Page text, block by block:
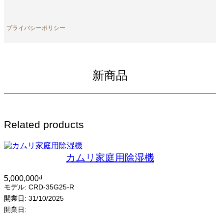
プライバシーポリシー
新商品
Related products
カムリ家庭用除湿機
5,000,000₫
モデル: CRD-35G25-R
開業日: 31/10/2025
開業日: